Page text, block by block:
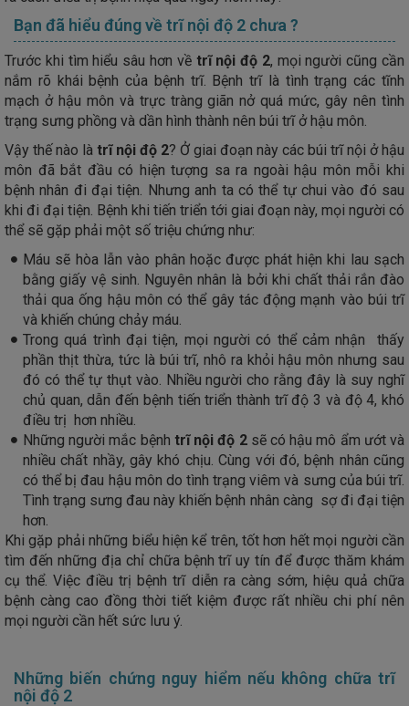
Bạn đã hiểu đúng về trĩ nội độ 2 chưa ?
Trước khi tìm hiểu sâu hơn về trĩ nội độ 2, mọi người cũng cần
nắm rõ khái bệnh của bệnh trĩ. Bệnh trĩ là tình trạng các tĩnh
mạch ở hậu môn và trực tràng giãn nở quá mức, gây nên tình
trạng sưng phồng và dần hình thành nên búi trĩ ở hậu môn.
Vậy thế nào là trĩ nội độ 2? Ở giai đoạn này các búi trĩ nội ở hậu
môn đã bắt đầu có hiện tượng sa ra ngoài hậu môn mỗi khi
bệnh nhân đi đại tiện. Nhưng anh ta có thể tự chui vào đó sau
khi đi đại tiện. Bệnh khi tiến triển tới giai đoạn này, mọi người có
thể sẽ gặp phải một số triệu chứng như:
Máu sẽ hòa lẫn vào phân hoặc được phát hiện khi lau sạch
bằng giấy vệ sinh. Nguyên nhân là bởi khi chất thải rắn đào
thải qua ống hậu môn có thể gây tác động mạnh vào búi trĩ
và khiến chúng chảy máu.
Trong quá trình đại tiện, mọi người có thể cảm nhận thấy
phần thịt thừa, tức là búi trĩ, nhô ra khỏi hậu môn nhưng sau
đó có thể tự thụt vào. Nhiều người cho rằng đây là suy nghĩ
chủ quan, dẫn đến bệnh tiến triển thành trĩ độ 3 và độ 4, khó
điều trị hơn nhiều.
Những người mắc bệnh trĩ nội độ 2sẽ có hậu mô ẩm ướt và
nhiều chất nhầy, gây khó chịu. Cùng với đó, bệnh nhân cũng
có thể bị đau hậu môn do tình trạng viêm và sưng của búi trĩ.
Tình trạng sưng đau này khiến bệnh nhân càng sợ đi đại tiện
hơn.
Khi gặp phải những biểu hiện kể trên, tốt hơn hết mọi người cần
tìm đến những địa chỉ chữa bệnh trĩ uy tín để được thăm khám
cụ thể. Việc điều trị bệnh trĩ diễn ra càng sớm, hiệu quả chữa
bệnh càng cao đồng thời tiết kiệm được rất nhiều chi phí nên
mọi người cần hết sức lưu ý.
Những biến chứng nguy hiểm nếu không chữa trĩ
nội độ 2